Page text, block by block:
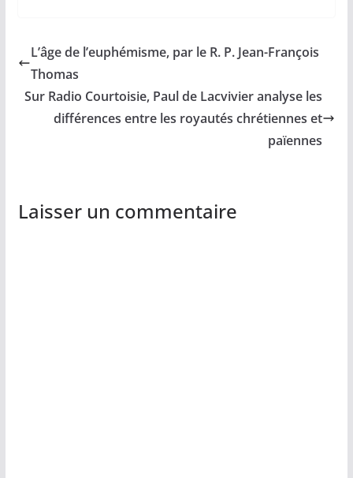
L’âge de l’euphémisme, par le R. P. Jean-François
Thomas
Sur Radio Courtoisie, Paul de Lacvivier analyse les
différences entre les royautés chrétiennes et
païennes
Laisser un commentaire